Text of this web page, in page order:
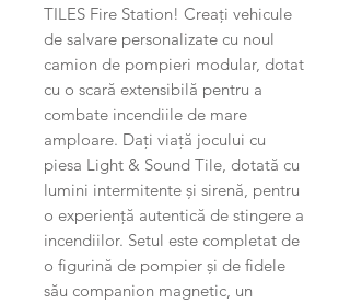
TILES Fire Station! Creați vehicule
de salvare personalizate cu noul
camion de pompieri modular, dotat
cu o scară extensibilă pentru a
combate incendiile de mare
amploare. Dați viață jocului cu
piesa Light & Sound Tile, dotată cu
lumini intermitente și sirenă, pentru
o experiență autentică de stingere a
incendiilor. Setul este completat de
o figurină de pompier și de fidele
său companion magnetic, un